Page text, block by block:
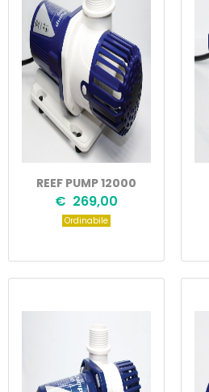
REEF PUMP 12000
€ 269,00
Ordinabile